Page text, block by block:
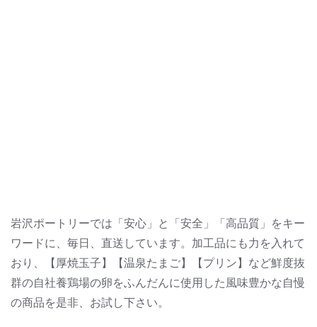
岩沢ポートリーでは「安心」と「安全」「高品質」をキー
ワードに、毎日、直送しています。加工品にも力を入れて
おり、【厚焼玉子】【温泉たまご】【プリン】など鮮度抜
群の自社養鶏場の卵をふんだんに使用した風味豊かな自慢
の商品を是非、お試し下さい。